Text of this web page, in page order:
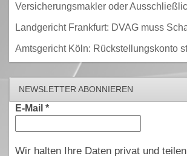
Versicherungsmakler oder
Landgericht Frankfurt: DVAG muss
Amtsgericht Köln: Rückstellungskonto
NEWSLETTER ABONNIEREN
E-Mail *
Wir halten Ihre Daten privat und